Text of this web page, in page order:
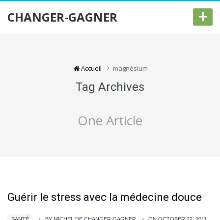
CHANGER-GAGNER +
Accueil magnésium
Tag Archives
One Article
Guérir le stress avec la médecine douce